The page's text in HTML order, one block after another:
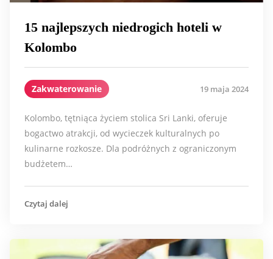
15 najlepszych niedrogich hoteli w
Kolombo
Zakwaterowanie 19 maja 2024
Kolombo, tętniąca życiem stolica Sri Lanki, oferuje
bogactwo atrakcji, od wycieczek kulturalnych po
kulinarne rozkosze. Dla podróżnych z ograniczonym
budżetem…
Czytaj dalej